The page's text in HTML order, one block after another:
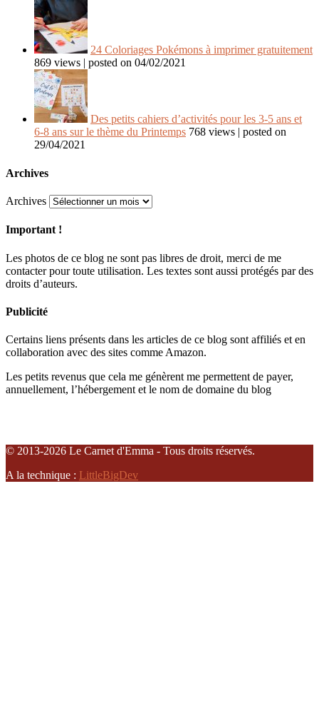
24 Coloriages Pokémons à imprimer gratuitement
869 views | posted on 04/02/2021
Des petits cahiers d’activités pour les 3-5 ans et
6-8 ans sur le thème du Printemps 768 views | posted on
29/04/2021
Archives
Archives
Important !
Les photos de ce blog ne sont pas libres de droit, merci de me
contacter pour toute utilisation. Les textes sont aussi protégés par des
droits d’auteurs.
Publicité
Certains liens présents dans les articles de ce blog sont affiliés et en
collaboration avec des sites comme Amazon.
Les petits revenus que cela me génèrent me permettent de payer,
annuellement, l’hébergement et le nom de domaine du blog
© 2013-2026 Le Carnet d'Emma - Tous droits réservés.
A la technique : LittleBigDev